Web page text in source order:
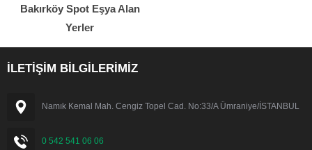
Bakırköy Spot Eşya Alan
Yerler
İLETİŞİM BİLGİLERİMİZ
Namık Kemal Mah. Cengiz Topel Cad. No:33/A Ümraniye/İSTANBUL
0 542 541 06 06